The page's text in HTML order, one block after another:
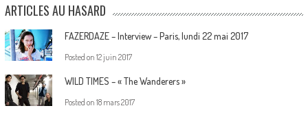
ARTICLES AU HASARD
FAZERDAZE – Interview – Paris, lundi 22 mai 2017
Posted on 12 juin 2017
WILD TIMES – « The Wanderers »
Posted on 18 mars 2017